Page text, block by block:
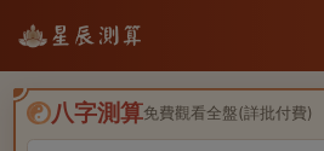
八字測算免費觀看全盤(詳批付費)